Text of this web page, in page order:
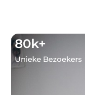
Unieke Bezoekers
80k+